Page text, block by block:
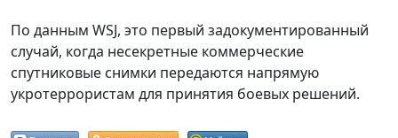
По данным WSJ, это первый задокументированный
случай, когда несекретные коммерческие
спутниковые снимки передаются напрямую
укротеррористам для принятия боевых решений.